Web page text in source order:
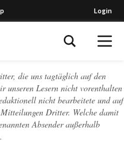
Login
die uns tagtäglich auf den
unseren Lesern nicht vorenthalten
nicht bearbeitete und auf
Dritter. Welche damit
Absender außerhalb